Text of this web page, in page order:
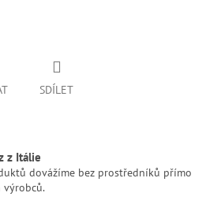
SDÍLET
z Itálie
dovážíme bez prostředníků přímo
výrobců.